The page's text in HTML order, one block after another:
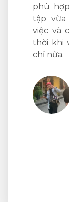
phù
tập
việc và
thời khi
chỉ nữa.